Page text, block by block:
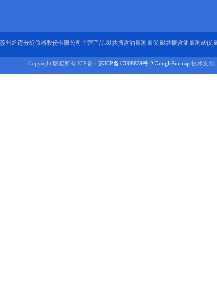
苏州纽迈分析仪器股份有限公司主营产品:磁共振含油量测量仪,磁共振含油量测试仪,
Copyright 版权所有 ICP备： 苏ICP备17008828号-2 GoogleSitemap 技术支持